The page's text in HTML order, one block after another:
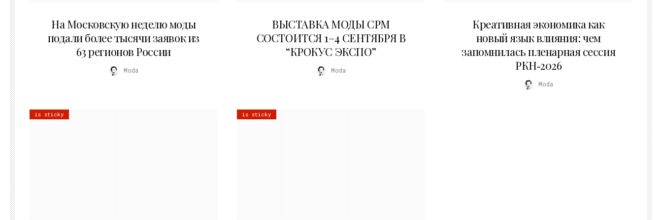
На Московскую неделю моды
подали более тысячи заявок из
63 регионов России
Moda
ВЫСТАВКА МОДЫ CPM
СОСТОИТСЯ 1–4 СЕНТЯБРЯ В
“КРОКУС ЭКСПО”
Moda
Креативная экономика как
новый язык влияния: чем
запомнилась пленарная сессия
РКН‑2026
Moda
is sticky is sticky